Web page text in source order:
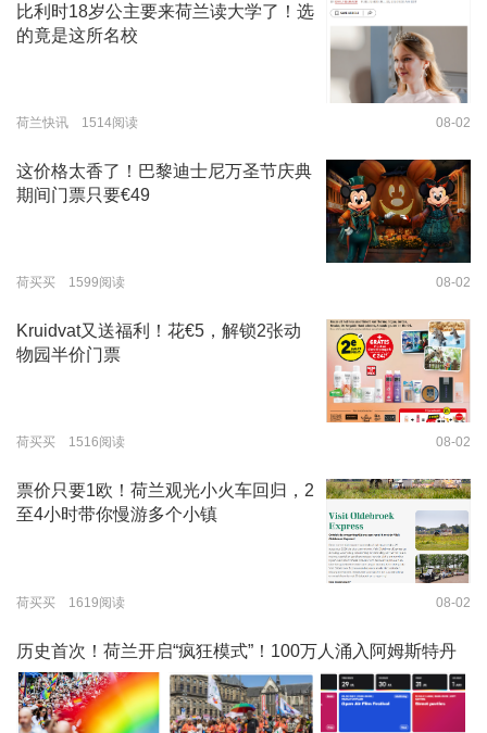
比利时18岁公主要来荷兰读大学了！选
的竟是这所名校
荷兰快讯 1514阅读 08-02
这价格太香了！巴黎迪士尼万圣节庆典
期间门票只要€49
荷买买 1599阅读 08-02
Kruidvat又送福利！花€5，解锁2张动
物园半价门票
荷买买 1516阅读 08-02
票价只要1欧！荷兰观光小火车回归，2
至4小时带你慢游多个小镇
荷买买 1619阅读 08-02
历史首次！荷兰开启“疯狂模式”！100万人涌入阿姆斯特丹